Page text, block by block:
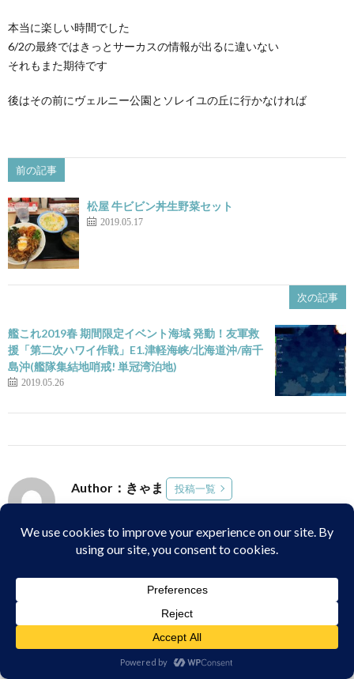
本当に楽しい時間でした
6/2の最終ではきっとサーカスの情報が出るに違いない
それもまた期待です
後はその前にヴェルニー公園とソレイユの丘に行かなければ
前の記事
松屋 牛ビビン丼生野菜セット
2019.05.17
次の記事
艦これ2019春 期間限定イベント海域 発動！友軍救
援「第二次ハワイ作戦」E1.津軽海峡/北海道沖/南千
島沖(艦隊集結地哨戒! 単冠湾泊地)
2019.05.26
Author：きゃま 投稿一覧
関連する記事